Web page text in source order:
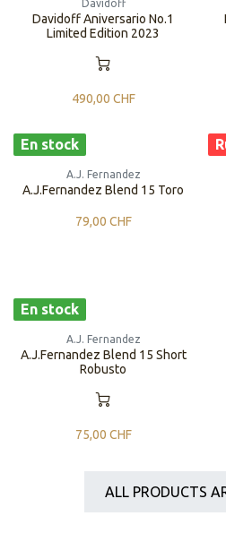
Davidoff
Davidoff Aniversario No.1
Limited Edition 2023
490,00 CHF
En stock
A.J. Fernandez
A.J.Fernandez Blend 15 Toro
79,00 CHF
En stock
A.J. Fernandez
A.J.Fernandez Blend 15 Short
Robusto
75,00 CHF
ALL PRODUCTS